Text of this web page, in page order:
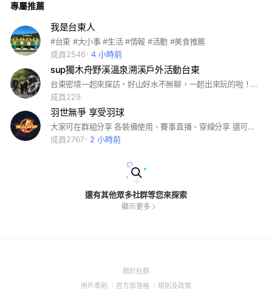
專屬推薦
我是台東人
#台東 #大小事 #生活 #情報 #活動 #美食推薦
成員2546
4 小時前
sup獨木舟野溪溫泉溯溪戶外活動台東
台東密境一起來探訪，好山好水不無聊，一起出來玩的啦！喜歡戶外活動的台東朋友歡迎加入，戶外烤肉，野營，溯溪，夜抓溪蝦，sup釣魚，野溪溫泉，漂漂河，獨木舟，浮潛，自潛，林道探險，瀑布探訪，SUP。
成員229
羽世無爭 享受羽球
大家可在群組分享 各裝備使用、賽事直播、穿線分享 還可討論羽球趣事、八卦、影片等內容 也可張貼羽球相關買賣文章 還不定期舉辦球聚小活動 #羽球 #badminton #バドミントン #羽球裝備 #羽球賽事 #穿線經驗 #趣事 #八卦 #影片 #二手買賣 #yonex #victor #勝利 #trueiin#初應 #redson#瑞森#mizuno#美津濃 #富力特#超力 #羽球拍
成員2767
2 小時前
還有其他眾多社群等您來探索
顯示更多
關於社群(Open
用戶準則 (Open
官方部落格 (Open
規則及政策(Open